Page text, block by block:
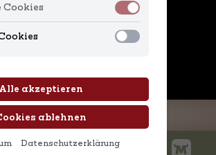
Cookies
Alle akzeptieren
ablehnen
Datenschutzerklärung
Datenschutz Impressum